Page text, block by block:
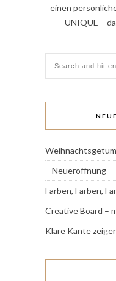
einen
UNIQUE –
– Neueröffnung –
Farben, Farben,
Creative Board –
Klare Kante